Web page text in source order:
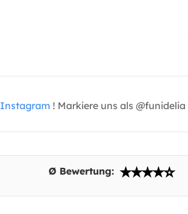
Instagram ! Markiere uns als @funidelia
Ø Bewertung: